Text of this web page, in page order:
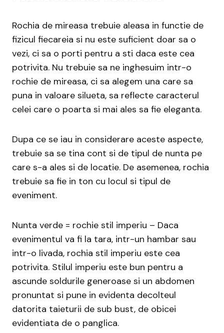
Rochia de mireasa trebuie aleasa in functie de
fizicul fiecareia si nu este suficient doar sa o
vezi, ci sa o porti pentru a sti daca este cea
potrivita. Nu trebuie sa ne inghesuim intr-o
rochie de mireasa, ci sa alegem una care sa
puna in valoare silueta, sa reflecte caracterul
celei care o poarta si mai ales sa fie eleganta.
Dupa ce se iau in considerare aceste aspecte,
trebuie sa se tina cont si de tipul de nunta pe
care s-a ales si de locatie. De asemenea, rochia
trebuie sa fie in ton cu locul si tipul de
eveniment.
Nunta verde = rochie stil imperiu – Daca
evenimentul va fi la tara, intr-un hambar sau
intr-o livada, rochia stil imperiu este cea
potrivita. Stilul imperiu este bun pentru a
ascunde soldurile generoase si un abdomen
pronuntat si pune in evidenta decolteul
datorita taieturii de sub bust, de obicei
evidentiata de o panglica.